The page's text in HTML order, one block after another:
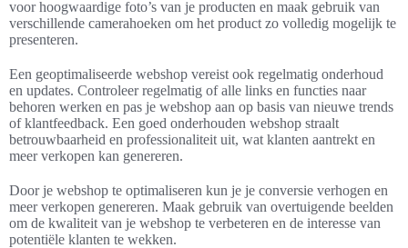
voor hoogwaardige foto’s van je producten en maak gebruik van
verschillende camerahoeken om het product zo volledig mogelijk te
presenteren.
Een geoptimaliseerde webshop vereist ook regelmatig onderhoud
en updates. Controleer regelmatig of alle links en functies naar
behoren werken en pas je webshop aan op basis van nieuwe trends
of klantfeedback. Een goed onderhouden webshop straalt
betrouwbaarheid en professionaliteit uit, wat klanten aantrekt en
meer verkopen kan genereren.
Door je webshop te optimaliseren kun je je conversie verhogen en
meer verkopen genereren. Maak gebruik van overtuigende beelden
om de kwaliteit van je webshop te verbeteren en de interesse van
potentiële klanten te wekken.